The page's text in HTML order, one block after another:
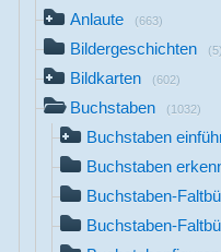
Anlaute (663)
Bildergeschichten (5)
Bildkarten (602)
Buchstaben (1032)
Buchstaben
Buchstaben
Buchstaben-
Buchstaben-